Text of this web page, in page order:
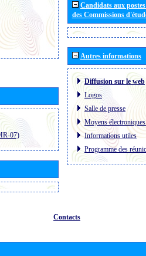
07)
Candidats aux
des Commissions
Autres informations
Diffusion sur le web
Logos
Salle de presse
Moyens
Informations utiles
Programme des
Contacts